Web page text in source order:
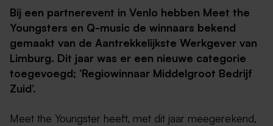
Bij een partnerevent in Venlo hebben Meet the
Youngsters en Q-music de winnaars bekend
gemaakt van de Aantrekkelijkste Werkgever van
Limburg. Dit jaar was er een nieuwe categorie
toegevoegd; ‘Regiowinnaar Middelgroot Bedrijf
Zuid’.
Meet the Youngster heeft, met dit jaar meegerekend,